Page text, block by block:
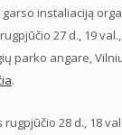
instaliaciją
27 d., 19
parko angare,
.
28 d., 18